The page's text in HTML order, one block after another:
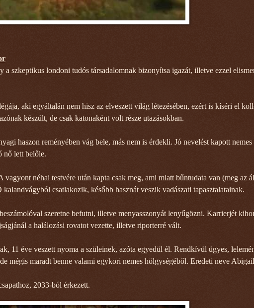
a szkeptikus londoni tudós társadalomnak bizonyítsa igazát, illetve ezzel
aki egyáltalán nem hisz az elveszett világ létezésében, ezért is kíséri el
készült, de csak katonaként volt része utazásokban.
haszon reményében vág bele, más nem is érdekli. Jó nevelést kapott
nő lett belőle.
vagyont néhai testvére után kapta csak meg, ami miatt bűntudata van (meg az
csatlakozik, később hasznát veszik vadászati tapasztalatainak.
szeretne befutni, illetve menyasszonyát lenyűgözni. Karrierjét
a halálozási rovatot vezette, illetve riporterré vált.
11 éve veszett nyoma a szüleinek, azóta egyedül él. Rendkívül ügyes,
mégis maradt benne valami egykori nemes hölgységéből. Eredeti neve
2033-ból érkezett.